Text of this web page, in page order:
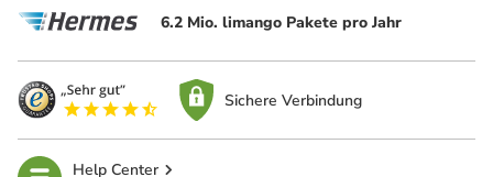
6.2 Mio. limango Pakete pro Jahr
Sichere Verbindung
Help Center